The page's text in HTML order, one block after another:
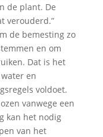
de plant. De
verouderd.”
de bemesting zo
en om
Dat is het
en
voldoet.
vanwege een
kan het nodig
van het